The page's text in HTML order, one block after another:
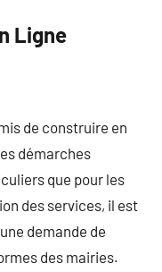
Ligne
de construire en
démarches
que pour les
des services, il est
demande de
des mairies.